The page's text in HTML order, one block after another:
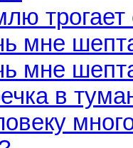
трогает
мне
мне
в